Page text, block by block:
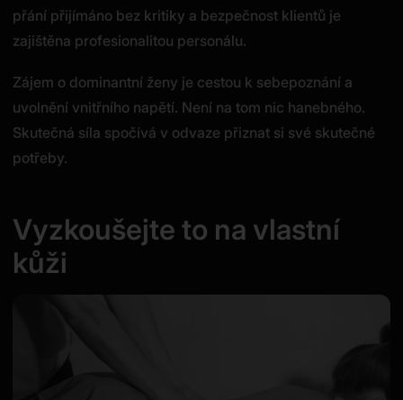
přání přijímáno bez kritiky a bezpečnost klientů je
zajištěna profesionalitou personálu.
Zájem o dominantní ženy je cestou k sebepoznání a
uvolnění vnitřního napětí. Není na tom nic hanebného.
Skutečná síla spočívá v odvaze přiznat si své skutečné
potřeby.
Vyzkoušejte to na vlastní
kůži